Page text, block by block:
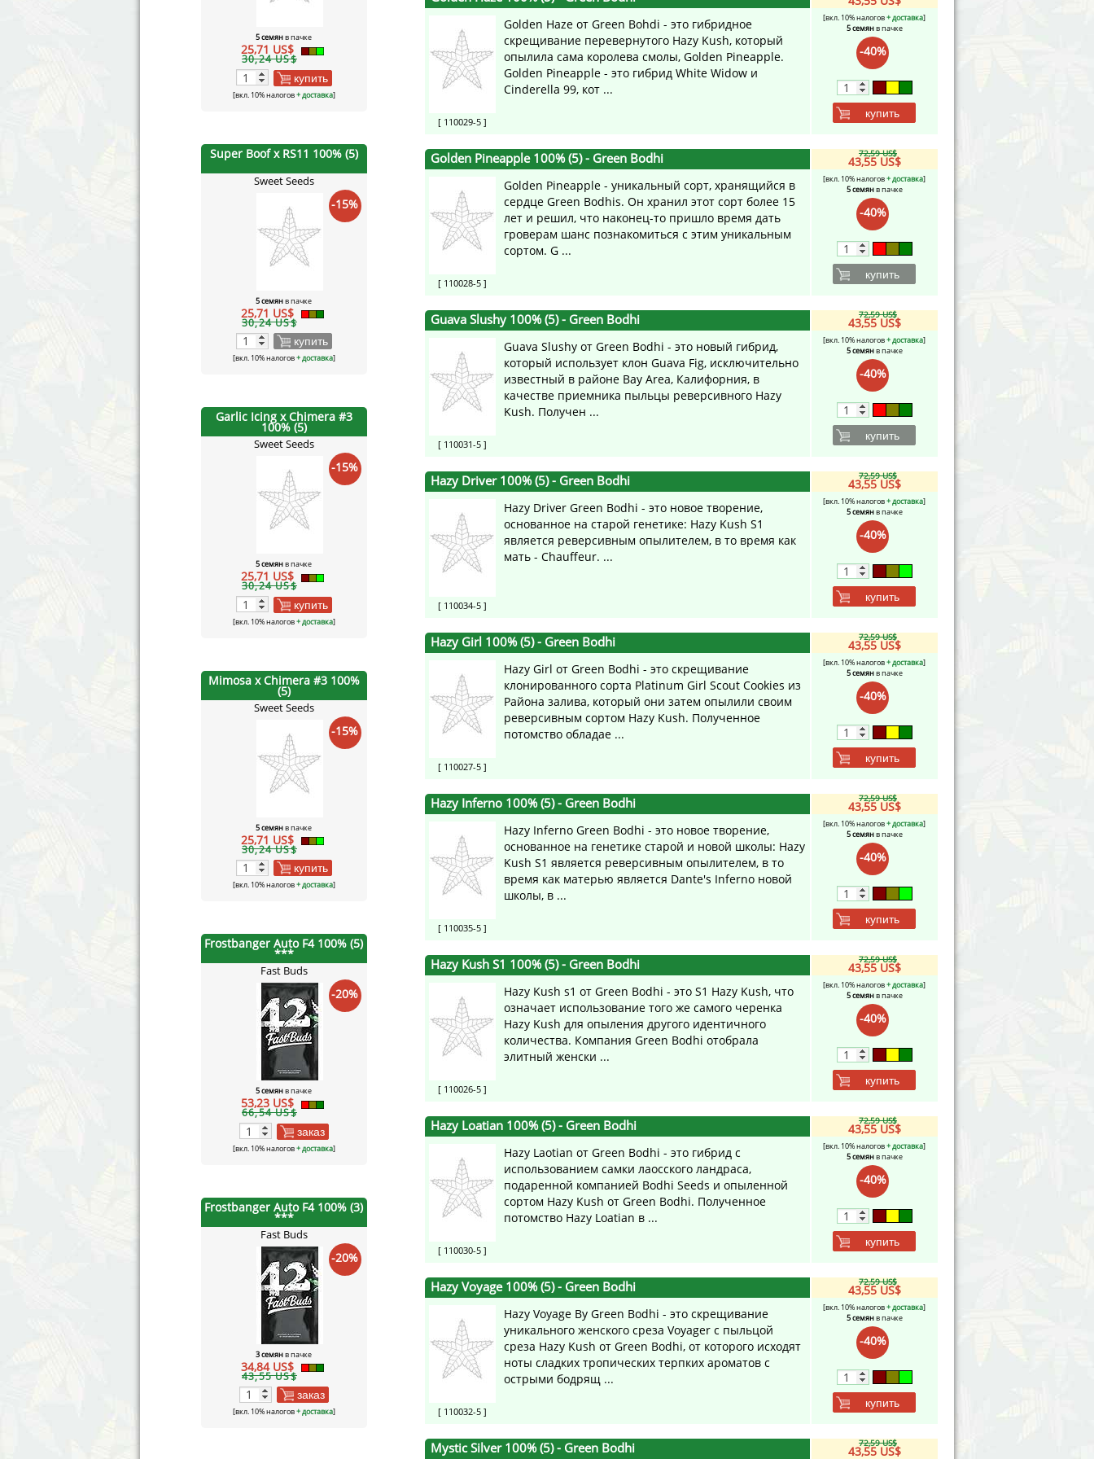
5 семянв пачке
25,71 US$
30,24 US$
купить
[вкл. 10% налогов+ доставка]
Super Boof x RS11 100% (5)
Sweet Seeds
-15%
5 семянв пачке
25,71 US$
30,24 US$
купить
[вкл. 10% налогов+ доставка]
Garlic Icing x Chimera #3
100% (5)
Sweet Seeds
-15%
5 семянв пачке
25,71 US$
30,24 US$
купить
[вкл. 10% налогов+ доставка]
Mimosa x Chimera #3 100%
(5)
Sweet Seeds
-15%
5 семянв пачке
25,71 US$
30,24 US$
купить
[вкл. 10% налогов+ доставка]
Frostbanger Auto F4 100% (5)
***
Fast Buds
-20%
5 семянв пачке
53,23 US$
66,54 US$
заказ
[вкл. 10% налогов+ доставка]
Frostbanger Auto F4 100% (3)
***
Fast Buds
-20%
3 семянв пачке
34,84 US$
43,55 US$
заказ
[вкл. 10% налогов+ доставка]
[ 110029-5 ]
Golden Haze от Green Bohdi - это гибридное
скрещивание перевернутого Hazy Kush, который
опылила сама королева смолы, Golden Pineapple.
Golden Pineapple - это гибрид White Widow и
Cinderella 99, кот ...
[вкл. 10% налогов+ доставка]
5 семянв пачке
-40%
купить
Golden Pineapple 100% (5)- Green Bodhi
[ 110028-5 ]
Golden Pineapple - уникальный сорт, хранящийся в
сердце Green Bodhis. Он хранил этот сорт более 15
лет и решил, что наконец-то пришло время дать
гроверам шанс познакомиться с этим уникальным
сортом. G ...
72,59 US$
43,55 US$
[вкл. 10% налогов+ доставка]
5 семянв пачке
-40%
купить
Guava Slushy 100% (5)- Green Bodhi
[ 110031-5 ]
Guava Slushy от Green Bodhi - это новый гибрид,
который использует клон Guava Fig, исключительно
известный в районе Bay Area, Калифорния, в
качестве приемника пыльцы реверсивного Hazy
Kush. Получен ...
72,59 US$
43,55 US$
[вкл. 10% налогов+ доставка]
5 семянв пачке
-40%
купить
Hazy Driver 100% (5)- Green Bodhi
[ 110034-5 ]
Hazy Driver Green Bodhi - это новое творение,
основанное на старой генетике: Hazy Kush S1
является реверсивным опылителем, в то время как
мать - Chauffeur. ...
72,59 US$
43,55 US$
[вкл. 10% налогов+ доставка]
5 семянв пачке
-40%
купить
Hazy Girl 100% (5)- Green Bodhi
[ 110027-5 ]
Hazy Girl от Green Bodhi - это скрещивание
клонированного сорта Platinum Girl Scout Cookies из
Района залива, который они затем опылили своим
реверсивным сортом Hazy Kush. Полученное
потомство обладае ...
72,59 US$
43,55 US$
[вкл. 10% налогов+ доставка]
5 семянв пачке
-40%
купить
Hazy Inferno 100% (5)- Green Bodhi
[ 110035-5 ]
Hazy Inferno Green Bodhi - это новое творение,
основанное на генетике старой и новой школы: Hazy
Kush S1 является реверсивным опылителем, в то
время как матерью является Dante's Inferno новой
школы, в ...
72,59 US$
43,55 US$
[вкл. 10% налогов+ доставка]
5 семянв пачке
-40%
купить
Hazy Kush S1 100% (5)- Green Bodhi
[ 110026-5 ]
Hazy Kush s1 от Green Bodhi - это S1 Hazy Kush, что
означает использование того же самого черенка
Hazy Kush для опыления другого идентичного
количества. Компания Green Bodhi отобрала
элитный женски ...
72,59 US$
43,55 US$
[вкл. 10% налогов+ доставка]
5 семянв пачке
-40%
купить
Hazy Loatian 100% (5)- Green Bodhi
[ 110030-5 ]
Hazy Laotian от Green Bodhi - это гибрид с
использованием самки лаосского ландраса,
подаренной компанией Bodhi Seeds и опыленной
сортом Hazy Kush от Green Bodhi. Полученное
потомство Hazy Loatian в ...
72,59 US$
43,55 US$
[вкл. 10% налогов+ доставка]
5 семянв пачке
-40%
купить
Hazy Voyage 100% (5)- Green Bodhi
[ 110032-5 ]
Hazy Voyage By Green Bodhi - это скрещивание
уникального женского среза Voyager с пыльцой
среза Hazy Kush от Green Bodhi, от которого исходят
ноты сладких тропических терпких ароматов с
острыми бодрящ ...
72,59 US$
43,55 US$
[вкл. 10% налогов+ доставка]
5 семянв пачке
-40%
купить
Mystic Silver 100% (5)- Green Bodhi 72,59 US$
43,55 US$